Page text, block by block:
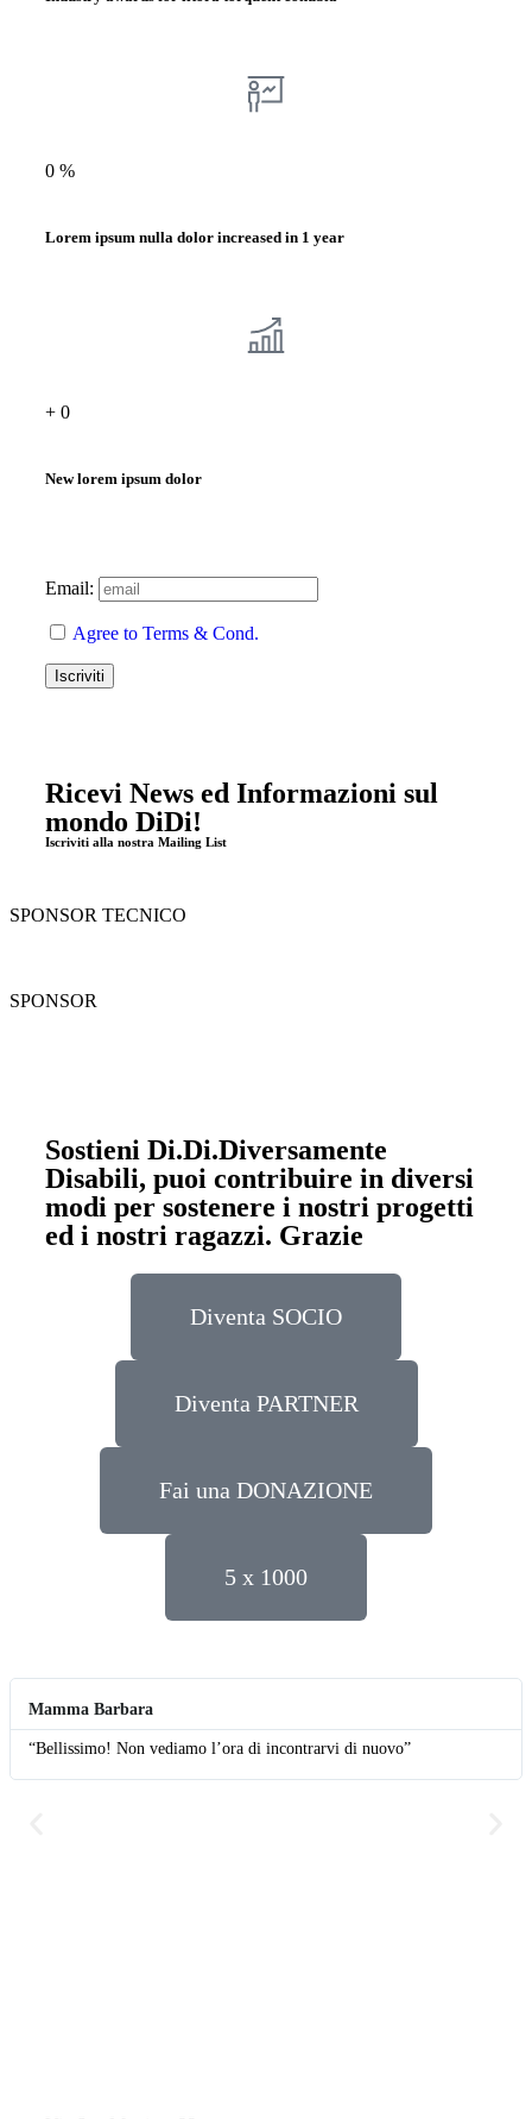
0 %
Lorem ipsum nulla dolor increased in 1 year
+ 0
New lorem ipsum dolor
Ricevi News ed Informazioni sul
mondo DiDi!
Iscriviti alla nostra Mailing List
Email:
Agree to Terms & Cond.
SPONSOR TECNICO
SPONSOR
Sostieni Di.Di.Diversamente
Disabili, puoi contribuire in diversi
modi per sostenere i nostri progetti
ed i nostri ragazzi. Grazie
Diventa SOCIO
Diventa PARTNER
Fai una DONAZIONE
5 x 1000
Mamma Barbara
“Bellissimo! Non vediamo l’ora di incontrarvi di nuovo”